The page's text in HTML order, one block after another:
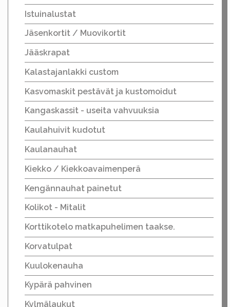
Istuinalustat
Jäsenkortit / Muovikortit
Jääskrapat
Kalastajanlakki custom
Kasvomaskit pestävät ja kustomoidut
Kangaskassit - useita vahvuuksia
Kaulahuivit kudotut
Kaulanauhat
Kiekko / Kiekkoavaimenperä
Kengännauhat painetut
Kolikot - Mitalit
Korttikotelo matkapuhelimen taakse.
Korvatulpat
Kuulokenauha
Kypärä pahvinen
Kylmälaukut